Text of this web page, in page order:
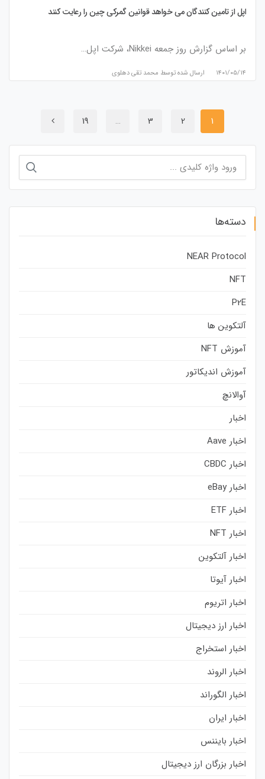
اپل از تامین کنندگان می خواهد قوانین گمرکی چین را رعایت کنند
بر اساس گزارش روز جمعه Nikkei، شرکت اپل…
۱۴۰۱/۰۵/۱۴ ارسال شده توسط محمد تقی دهلوی
1
2
3
…
19
برای:
دسته‌ها
NEAR Protocol
NFT
P2E
آلتکوین ها
آموزش NFT
آموزش اندیکاتور
آوالانچ
اخبار
اخبار Aave
اخبار CBDC
اخبار eBay
اخبار ETF
اخبار NFT
اخبار آلتکوین
اخبار آیوتا
اخبار اتریوم
اخبار ارز دیجیتال
اخبار استخراج
اخبار الروند
اخبار الگوراند
اخبار ایران
اخبار بایننس
اخبار بزرگان ارز دیجیتال